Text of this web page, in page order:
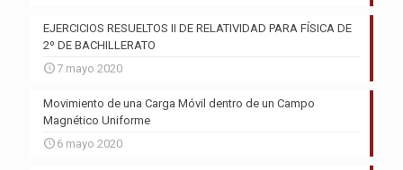
EJERCICIOS RESUELTOS II DE RELATIVIDAD PARA FÍSICA DE
2º DE BACHILLERATO
7 mayo 2020
Movimiento de una Carga Móvil dentro de un Campo
Magnético Uniforme
6 mayo 2020